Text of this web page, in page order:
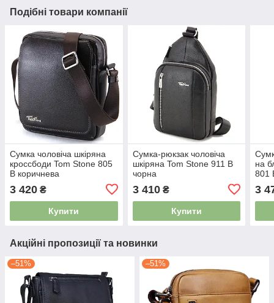
Подібні товари компанії
Сумка чоловіча шкіряна
кроссбоди Tom Stone 805
B коричнева
3 420 ₴
Купити
Сумка-рюкзак чоловіча
шкіряна Tom Stone 911 B
чорна
3 410₴
Купити
на
801
3
Акційні пропозиції та новинки
–51% –51%